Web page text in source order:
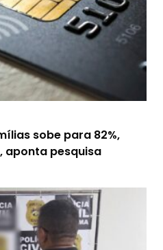
sobe para 82%,
aponta pesquisa